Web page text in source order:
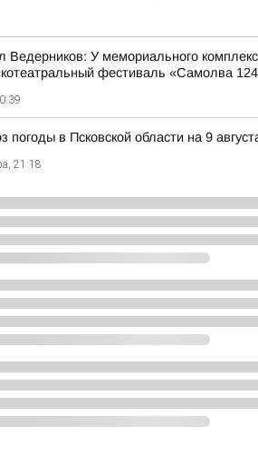
Ведерников: У мемориального
фестиваль «Самолва
погоды в Псковской области на 9
21:18